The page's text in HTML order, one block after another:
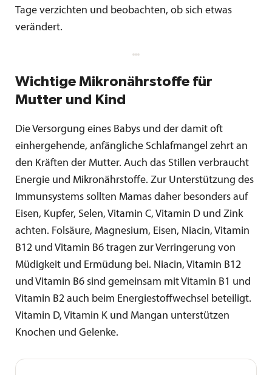
Tage verzichten und beobachten, ob sich etwas
verändert.
Wichtige Mikronährstoffe für
Mutter und Kind
Die Versorgung eines Babys und der damit oft
einhergehende, anfängliche Schlafmangel zehrt an
den Kräften der Mutter. Auch das Stillen verbraucht
Energie und Mikronährstoffe. Zur Unterstützung des
Immunsystems sollten Mamas daher besonders auf
Eisen, Kupfer, Selen, Vitamin C, Vitamin D und Zink
achten. Folsäure, Magnesium, Eisen, Niacin, Vitamin
B12 und Vitamin B6 tragen zur Verringerung von
Müdigkeit und Ermüdung bei. Niacin, Vitamin B12
und Vitamin B6 sind gemeinsam mit Vitamin B1 und
Vitamin B2 auch beim Energiestoffwechsel beteiligt.
Vitamin D, Vitamin K und Mangan unterstützen
Knochen und Gelenke.